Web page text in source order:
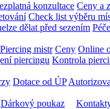
konzultace Ceny a
Check list výběru
dělat před sezením
Piercing mistr Ceny Online
piercingu Kontrola
⁠Dotace od ÚP
Dárkový poukaz